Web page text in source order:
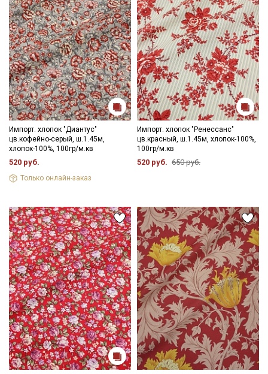
Импорт. хлопок "Диантус"
цв.кофейно-серый, ш.1.45м,
хлопок-100%, 100гр/м.кв
520 руб.
Только онлайн-заказ
Импорт. хлопок "Ренессанс"
цв.красный, ш.1.45м, хлопок-100%,
100гр/м.кв
520 руб. 650 руб.